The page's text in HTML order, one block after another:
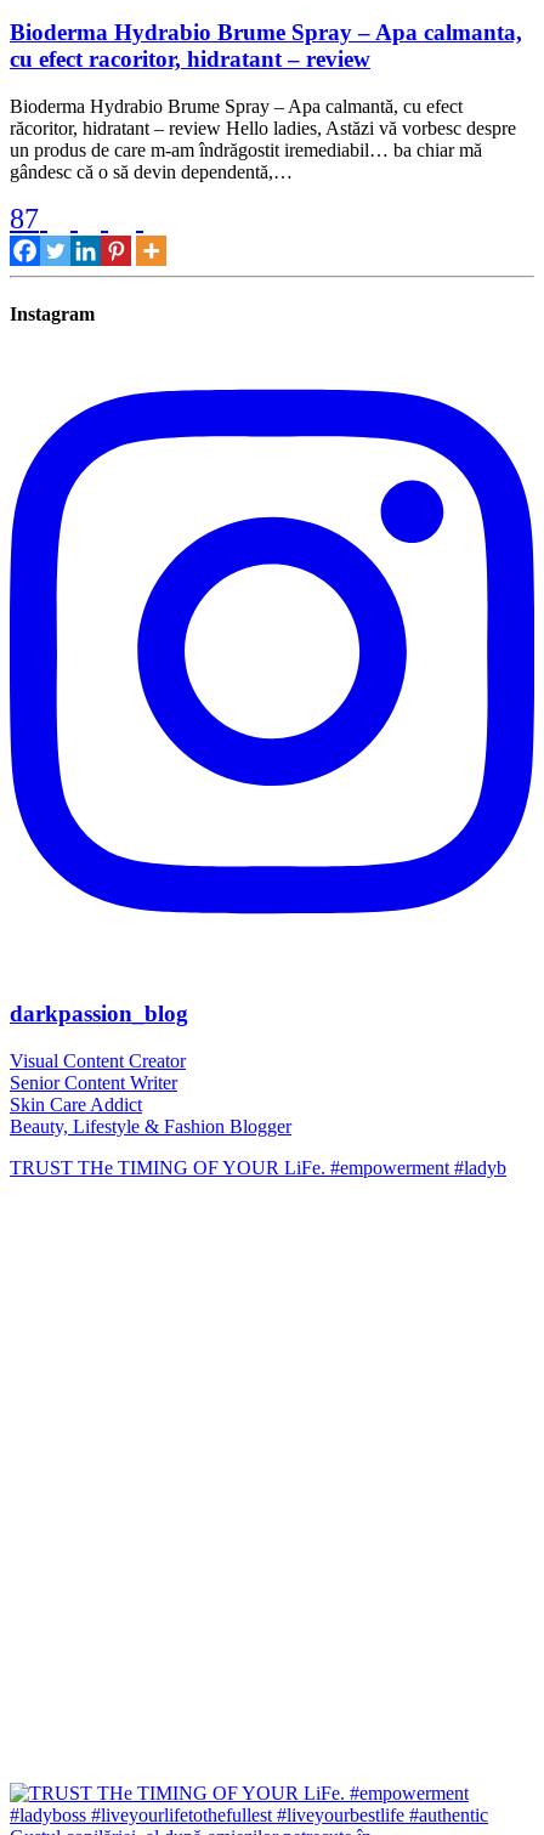
Bioderma Hydrabio Brume Spray – Apa calmanta,
cu efect racoritor, hidratant – review
Bioderma Hydrabio Brume Spray – Apa calmantă, cu efect
răcoritor, hidratant – review Hello ladies, Astăzi vă vorbesc despre
un produs de care m-am îndrăgostit iremediabil… ba chiar mă
gândesc că o să devin dependentă,…
87
Instagram
darkpassion_blog
Visual Content Creator
Senior Content Writer
Skin Care Addict
Beauty, Lifestyle & Fashion Blogger
TRUST THe TIMING OF YOUR LiFe. #empowerment #ladyb